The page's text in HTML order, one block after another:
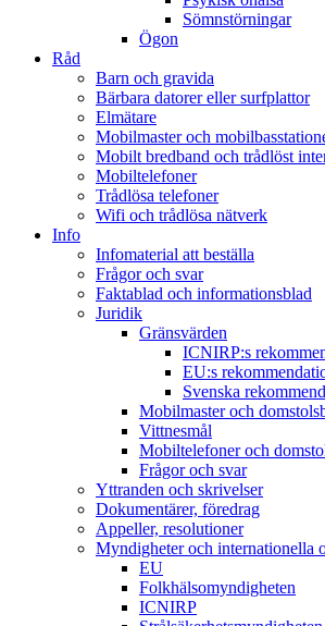
Sömnstörningar
Ögon
Råd
Barn och gravida
Bärbara datorer eller surfplattor
Elmätare
Mobilmaster och
Mobilt bredband och trådlöst
Mobiltelefoner
Trådlösa telefoner
Wifi och trådlösa nätverk
Info
Infomaterial att beställa
Frågor och svar
Faktablad och informationsblad
Juridik
Gränsvärden
ICNIRP:s
EU:s
Svenska
Mobilmaster och
Vittnesmål
Mobiltelefoner och
Frågor och svar
Yttranden och skrivelser
Dokumentärer, föredrag
Appeller, resolutioner
Myndigheter och internationella
EU
Folkhälsomyndigheten
ICNIRP